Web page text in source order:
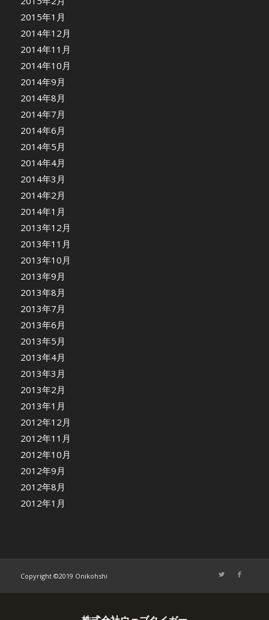
2015年1月
2014年12月
2014年11月
2014年10月
2014年9月
2014年8月
2014年7月
2014年6月
2014年5月
2014年4月
2014年3月
2014年2月
2014年1月
2013年12月
2013年11月
2013年10月
2013年9月
2013年8月
2013年7月
2013年6月
2013年5月
2013年4月
2013年3月
2013年2月
2013年1月
2012年12月
2012年11月
2012年10月
2012年9月
2012年8月
2012年1月
Copyright ©2019 Onikohshi